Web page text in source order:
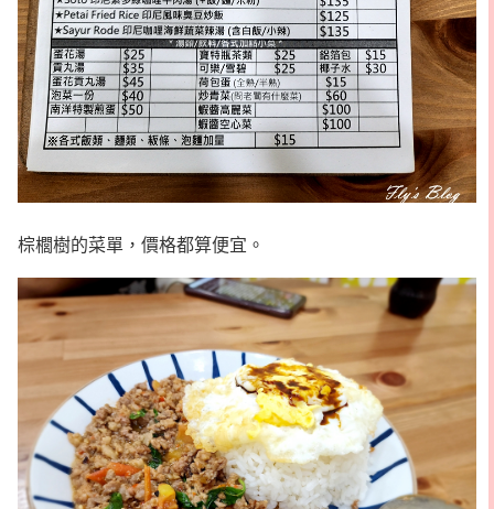
棕櫚樹的菜單，價格都算便宜。